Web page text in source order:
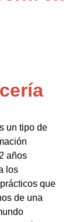
un tipo de
años
los
que
de una